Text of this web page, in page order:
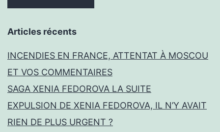
Articles récents
INCENDIES EN FRANCE, ATTENTAT À MOSCOU
ET VOS COMMENTAIRES
SAGA XENIA FEDOROVA LA SUITE
EXPULSION DE XENIA FEDOROVA, IL N’Y AVAIT
RIEN DE PLUS URGENT ?